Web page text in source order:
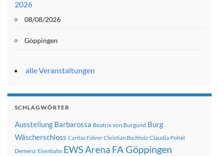
2026
08/08/2026
Göppingen
alle Veranstaltungen
SCHLAGWÖRTER
Ausstellung Barbarossa Beatrix von Burgund Burg
Wäscherschloss Caritas Führer Christian Buchholz Claudia Pohel
Demenz Eisenbahn EWS Arena FA Göppingen